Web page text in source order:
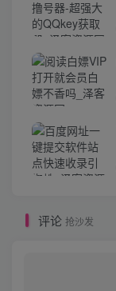
评论 抢沙发